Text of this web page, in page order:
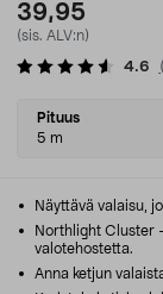
39,95
(sis. ALV:n)
4.6 (
Select
variant
Pituus
5 m
Näyttävä valaisu,
Northlight Cluster
valotehostetta.
Anna ketjun